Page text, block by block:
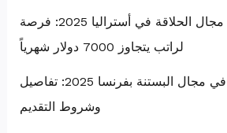
عقود عمل في مجال الحلاقة في أستراليا 2025: فرصة
لراتب يتجاوز 7000 دولار شهرياً
فرص عمل موسمية في مجال البستنة بفرنسا 2025: تفاصيل
وشروط التقديم